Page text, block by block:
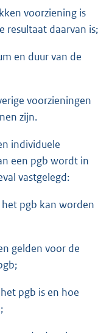
voorziening is
resultaat daarvan is;
en duur van de
voorzieningen
zijn.
individuele
een pgb wordt in
vastgelegd:
pgb kan worden
gelden voor de
pgb is en hoe